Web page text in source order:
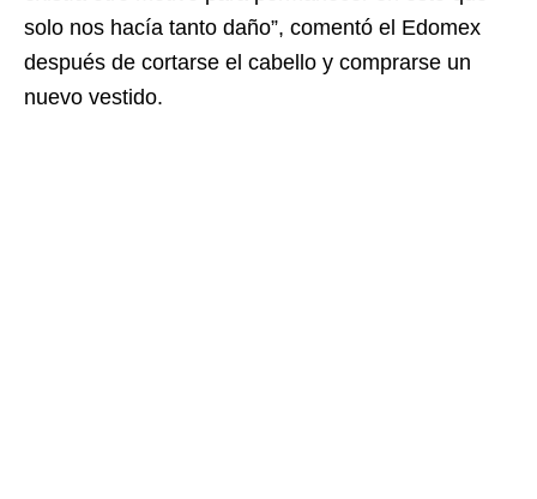
solo nos hacía tanto daño”, comentó el Edomex
después de cortarse el cabello y comprarse un
nuevo vestido.